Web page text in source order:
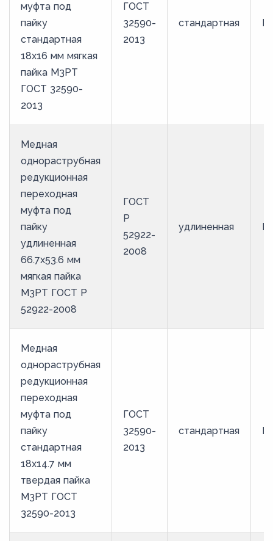
муфта под
пайку
стандартная
18х16 мм мягкая
пайка М3РТ
ГОСТ 32590-
2013
ГОСТ
32590-
2013
стандартная
Медная
однораструбная
редукционная
переходная
муфта под
пайку
удлиненная
66.7х53.6 мм
мягкая пайка
М3РТ ГОСТ Р
52922-2008
ГОСТ
Р
52922-
2008
удлиненная
Медная
однораструбная
редукционная
переходная
муфта под
пайку
стандартная
18х14.7 мм
твердая пайка
М3РТ ГОСТ
32590-2013
ГОСТ
32590-
2013
стандартная